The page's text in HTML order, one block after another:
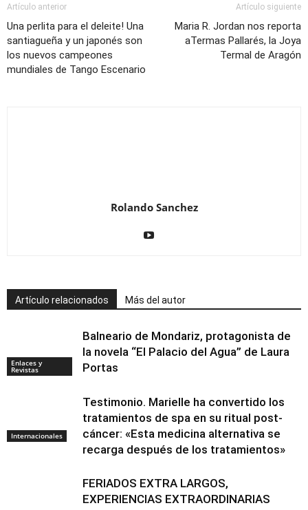
Artículo anterior
Una perlita para el deleite! Una
santiagueña y un japonés son
los nuevos campeones
mundiales de Tango Escenario
Artículo siguiente
Maria R. Jordan nos reporta
aTermas Pallarés, la Joya
Termal de Aragón
Rolando Sanchez
Artículo relacionados Más del autor
Enlaces y
Revistas
Balneario de Mondariz, protagonista de
la novela “El Palacio del Agua” de Laura
Portas
Internacionales
Testimonio. Marielle ha convertido los
tratamientos de spa en su ritual post-
cáncer: «Esta medicina alternativa se
recarga después de los tratamientos»
FERIADOS EXTRA LARGOS,
EXPERIENCIAS EXTRAORDINARIAS